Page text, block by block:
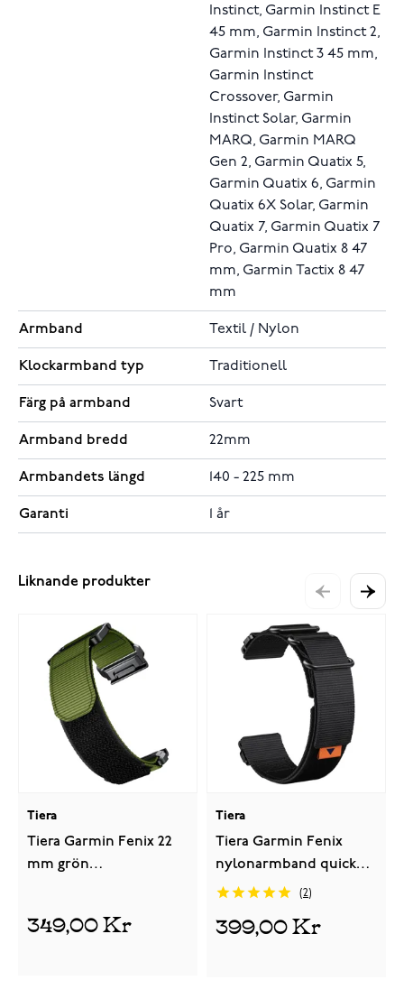
Instinct, Garmin Instinct E
45 mm, Garmin Instinct 2,
Garmin Instinct 3 45 mm,
Garmin Instinct
Crossover, Garmin
Instinct Solar, Garmin
MARQ, Garmin MARQ
Gen 2, Garmin Quatix 5,
Garmin Quatix 6, Garmin
Quatix 6X Solar, Garmin
Quatix 7, Garmin Quatix 7
Pro, Garmin Quatix 8 47
mm, Garmin Tactix 8 47
mm
Armband Textil / Nylon
Klockarmband typ Traditionell
Färg på armband Svart
Armband bredd 22mm
Armbandets längd 140 - 225 mm
Garanti 1 år
Liknande produkter
Tiera
Tiera Garmin Fenix 22
mm grön
349,00 Kr
Tiera
Tiera Garmin Fenix
nylonarmband quick
release svart 22 mm
2
399,00 Kr